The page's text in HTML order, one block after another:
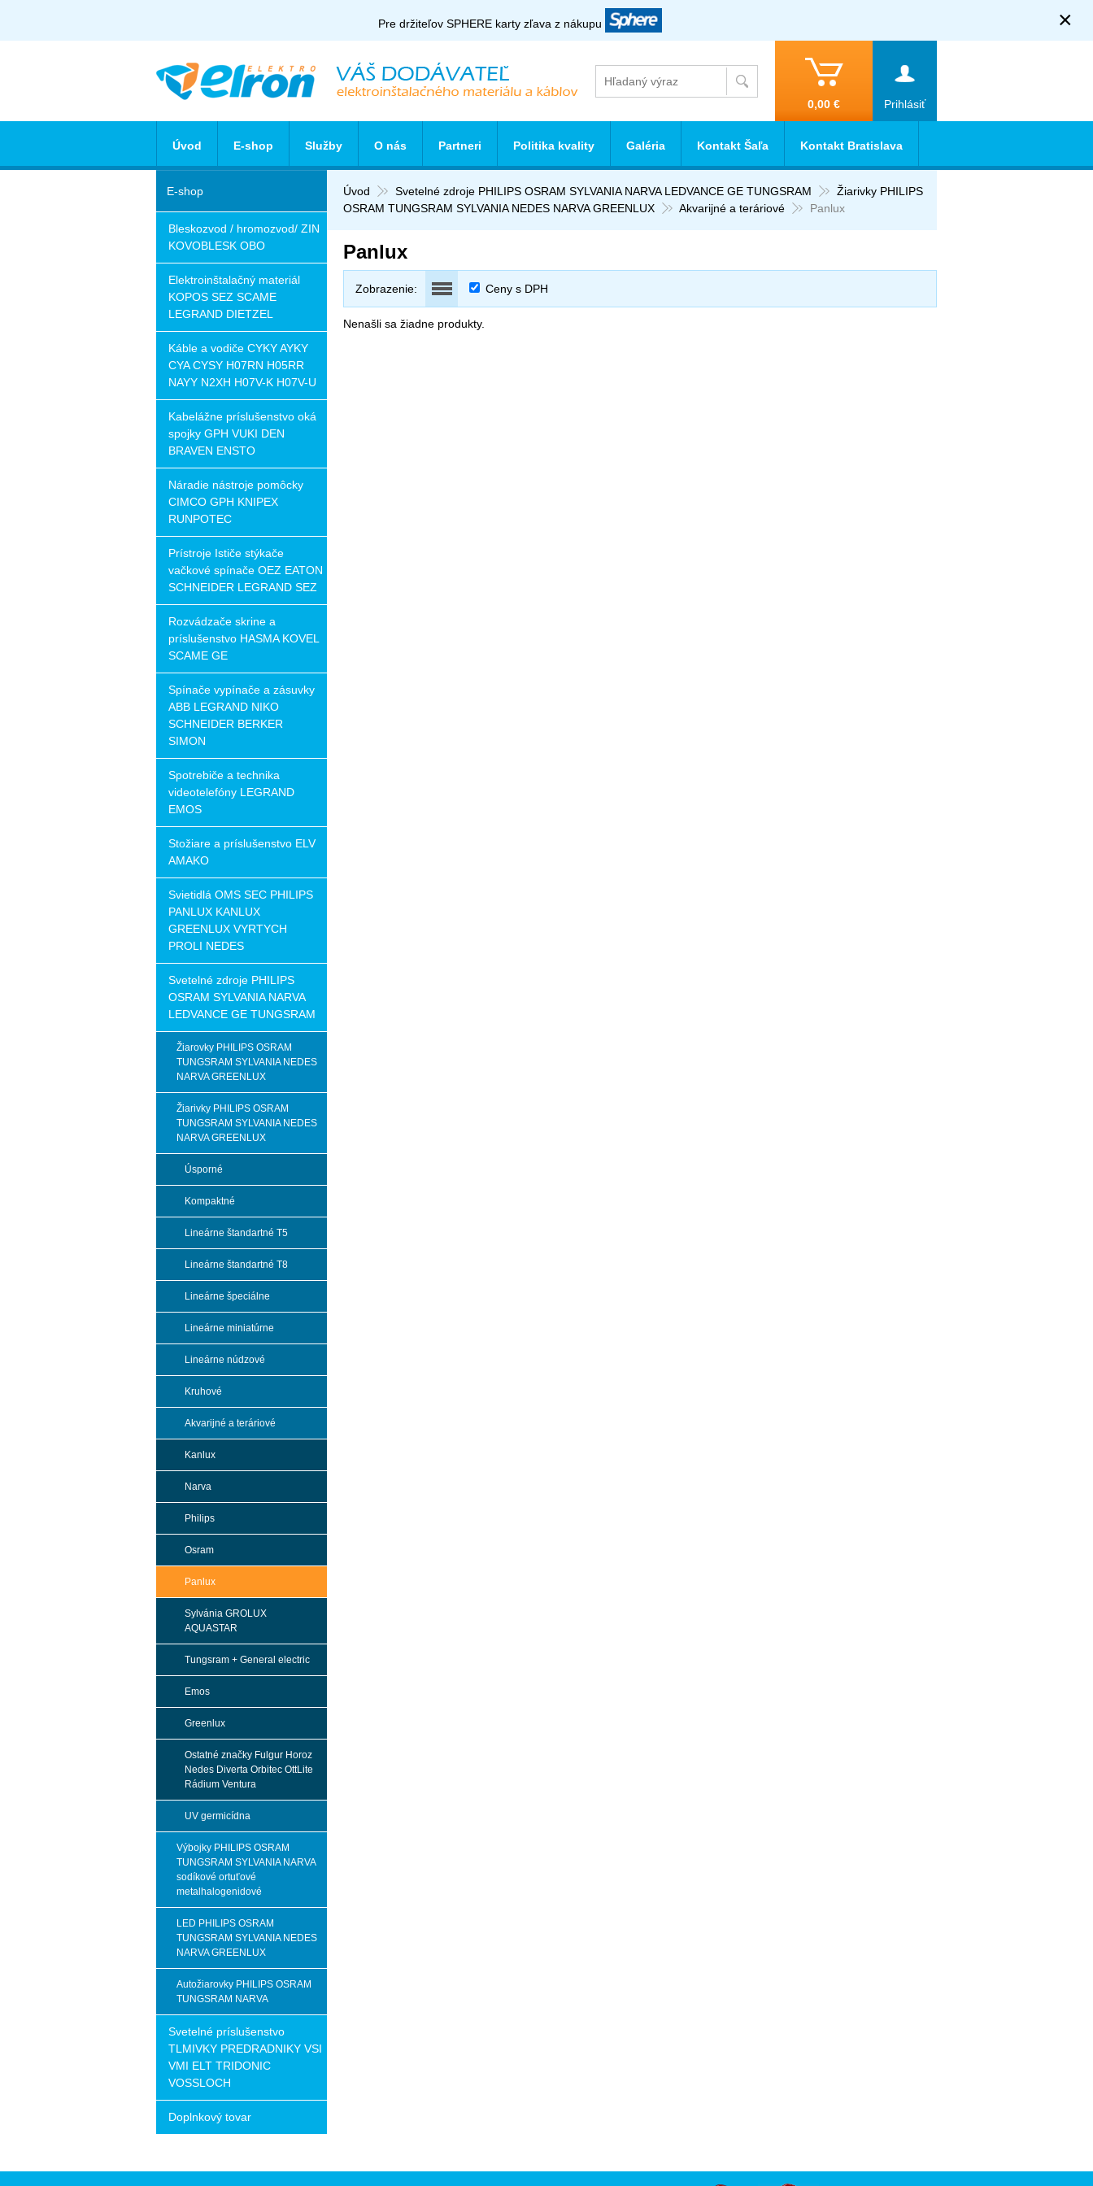
Pre držiteľov SPHERE karty zľava z nákupu ×
Prihlásiť
0,00 €
Úvod Svetelné zdroje PHILIPS OSRAM SYLVANIA NARVA LEDVANCE GE TUNGSRAM
Žiarivky PHILIPS
OSRAM TUNGSRAM SYLVANIA NEDES NARVA GREENLUX
Akvarijné a teráriové Panlux
Panlux
Zobrazenie: Ceny s DPH
Nenašli sa žiadne produkty.
E-shop
Bleskozvod / hromozvod/ ZIN
KOVOBLESK OBO
Elektroinštalačný materiál
KOPOS SEZ SCAME
LEGRAND DIETZEL
Káble a vodiče CYKY AYKY
CYA CYSY H07RN H05RR
NAYY N2XH H07V-K H07V-U
Kabelážne príslušenstvo oká
spojky GPH VUKI DEN
BRAVEN ENSTO
Náradie nástroje pomôcky
CIMCO GPH KNIPEX
RUNPOTEC
Prístroje Ističe stýkače
vačkové spínače OEZ EATON
SCHNEIDER LEGRAND SEZ
Rozvádzače skrine a
príslušenstvo HASMA KOVEL
SCAME GE
Spínače vypínače a zásuvky
ABB LEGRAND NIKO
SCHNEIDER BERKER
SIMON
Spotrebiče a technika
videotelefóny LEGRAND
EMOS
Stožiare a príslušenstvo ELV
AMAKO
Svietidlá OMS SEC PHILIPS
PANLUX KANLUX
GREENLUX VYRTYCH
PROLI NEDES
Svetelné zdroje PHILIPS
OSRAM SYLVANIA NARVA
LEDVANCE GE TUNGSRAM
Žiarovky PHILIPS OSRAM
TUNGSRAM SYLVANIA NEDES
NARVA GREENLUX
Žiarivky PHILIPS OSRAM
TUNGSRAM SYLVANIA NEDES
NARVA GREENLUX
Úsporné
Kompaktné
Lineárne štandartné T5
Lineárne štandartné T8
Lineárne špeciálne
Lineárne miniatúrne
Lineárne núdzové
Kruhové
Akvarijné a teráriové
Kanlux
Narva
Philips
Osram
Panlux
Sylvánia GROLUX
AQUASTAR
Tungsram + General electric
Emos
Greenlux
Ostatné značky Fulgur Horoz
Nedes Diverta Orbitec OttLite
Rádium Ventura
UV germicídna
Výbojky PHILIPS OSRAM
TUNGSRAM SYLVANIA NARVA
sodíkové ortuťové
metalhalogenidové
LED PHILIPS OSRAM
TUNGSRAM SYLVANIA NEDES
NARVA GREENLUX
Autožiarovky PHILIPS OSRAM
TUNGSRAM NARVA
Svetelné príslušenstvo
TLMIVKY PREDRADNIKY VSI
VMI ELT TRIDONIC
VOSSLOCH
Doplnkový tovar
Úvod E-shop Služby O nás Partneri Politika kvality Galéria Kontakt Šaľa Kontakt Bratislava